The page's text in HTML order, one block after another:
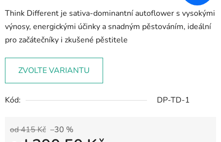
Think Different je sativa-dominantní autoflower s vysokými
výnosy, energickými účinky a snadným pěstováním, ideální
pro začátečníky i zkušené pěstitele
ZVOLTE VARIANTU
Kód: DP-TD-1
od 415 Kč –30 %